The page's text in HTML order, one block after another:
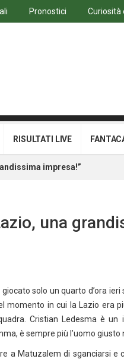
Pronostici Curiosità
RISULTATI LIVE
impresa!”
una
solo un quarto d’ora ieri
momento in cui la Lazio era
Cristian Ledesma è un
è sempre più l’uomo giusto
a Matuzalem di sganciarsi e